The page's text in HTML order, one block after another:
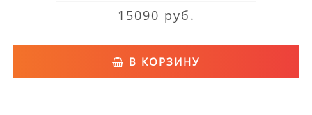
15090 руб.
В КОРЗИНУ